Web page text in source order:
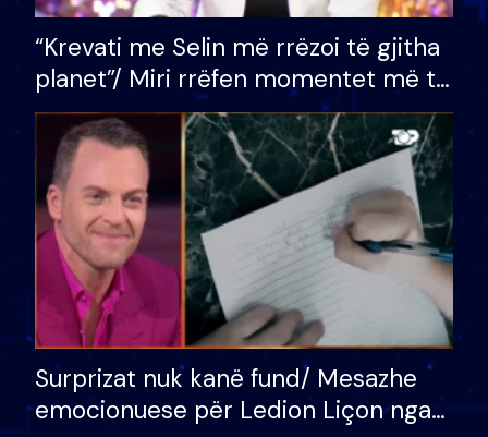
“Krevati me Selin më rrëzoi të gjitha
planet”/ Miri rrëfen momentet më të
bukura në shtëpinë e BB VIP: Do më
mungojë zilja e mëngjesit kur…
Surprizat nuk kanë fund/ Mesazhe
emocionuese për Ledion Liçon nga